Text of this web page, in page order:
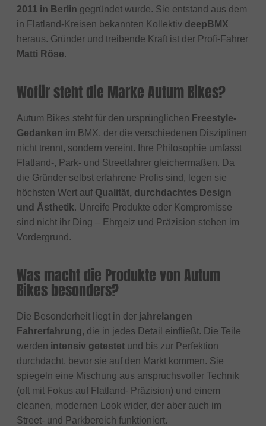
2011 in Berlin gegründet wurde. Sie entstand aus dem
in Flatland-Kreisen bekannten Kollektiv deepBMX
heraus. Gründer und treibende Kraft ist der Profi-Fahrer
Matti Röse.
Wofür steht die Marke Autum Bikes?
Autum Bikes steht für den ursprünglichen Freestyle-
Gedanken im BMX, der die verschiedenen Disziplinen
nicht trennt, sondern vereint. Ihre Philosophie umfasst
Flatland-, Park- und Streetfahrer gleichermaßen. Da
die Gründer selbst erfahrene Profis sind, legen sie
höchsten Wert auf Qualität, durchdachtes Design
und Ästhetik. Unreife Produkte oder Kompromisse
sind nicht ihr Ding – Ehrgeiz und Präzision stehen im
Vordergrund.
Was macht die Produkte von Autum
Bikes besonders?
Die Besonderheit liegt in der jahrelangen
Fahrerfahrung, die in jedes Detail einfließt. Die Teile
werden intensiv getestet und bis zur Perfektion
durchdacht, bevor sie auf den Markt kommen. Sie
spiegeln eine Mischung aus anspruchsvoller Technik
(oft mit Fokus auf Flatland- Präzision) und einem
cleanen, modernen Look wider, der aber auch im
Street- und Parkbereich funktioniert.